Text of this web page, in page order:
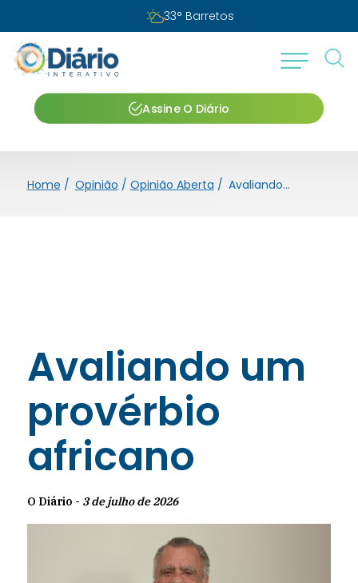
33° Barretos
Assine O Diário
Home / Opinião / Opinião Aberta / Avaliando um provérbio africano
Avaliando um
provérbio
africano
O Diário - 3 de julho de 2026